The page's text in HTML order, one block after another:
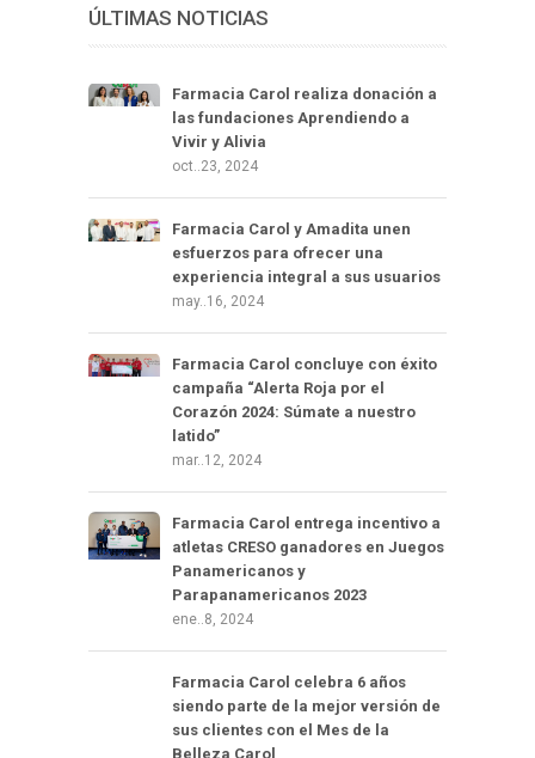
ÚLTIMAS NOTICIAS
Farmacia Carol realiza donación a
las fundaciones Aprendiendo a
Vivir y Alivia
oct..23, 2024
Farmacia Carol y Amadita unen
esfuerzos para ofrecer una
experiencia integral a sus usuarios
may..16, 2024
Farmacia Carol concluye con éxito
campaña “Alerta Roja por el
Corazón 2024: Súmate a nuestro
latido”
mar..12, 2024
Farmacia Carol entrega incentivo a
atletas CRESO ganadores en Juegos
Panamericanos y
Parapanamericanos 2023
ene..8, 2024
Farmacia Carol celebra 6 años
siendo parte de la mejor versión de
sus clientes con el Mes de la
Belleza Carol